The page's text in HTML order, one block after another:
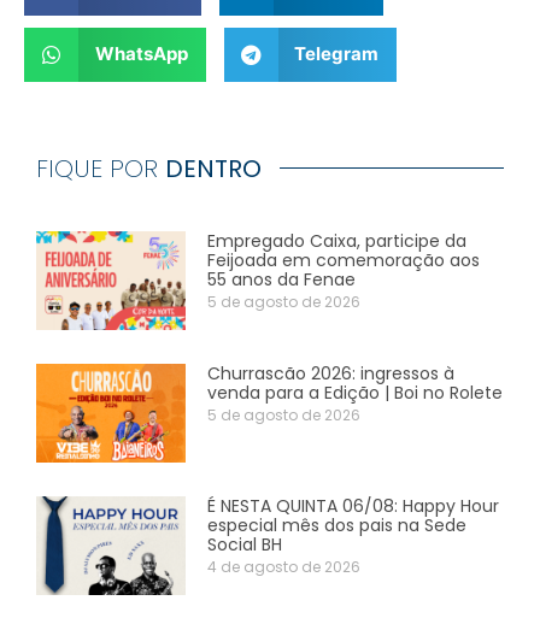
WhatsApp Telegram
FIQUE POR DENTRO
Empregado Caixa, participe da
Feijoada em comemoração aos
55 anos da Fenae
5 de agosto de 2026
Churrascão 2026: ingressos à
venda para a Edição | Boi no Rolete
5 de agosto de 2026
É NESTA QUINTA 06/08: Happy Hour
especial mês dos pais na Sede
Social BH
4 de agosto de 2026